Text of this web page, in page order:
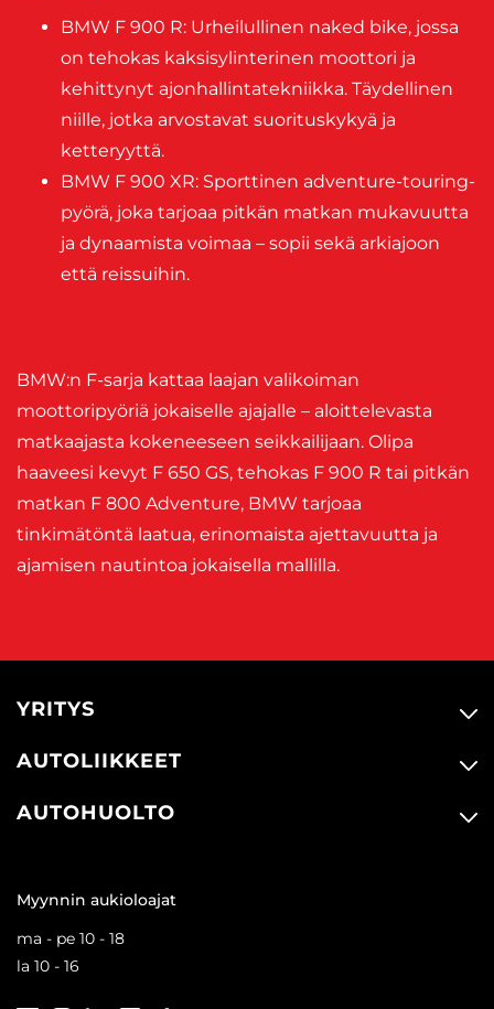
BMW F 900 R: Urheilullinen naked bike, jossa
on tehokas kaksisylinterinen moottori ja
kehittynyt ajonhallintatekniikka. Täydellinen
niille, jotka arvostavat suorituskykyä ja
ketteryyttä.
BMW F 900 XR: Sporttinen adventure-touring-
pyörä, joka tarjoaa pitkän matkan mukavuutta
ja dynaamista voimaa – sopii sekä arkiajoon
että reissuihin.
BMW:n F-sarja kattaa laajan valikoiman
moottoripyöriä jokaiselle ajajalle – aloittelevasta
matkaajasta kokeneeseen seikkailijaan. Olipa
haaveesi kevyt F 650 GS, tehokas F 900 R tai pitkän
matkan F 800 Adventure, BMW tarjoaa
tinkimätöntä laatua, erinomaista ajettavuutta ja
ajamisen nautintoa jokaisella mallilla.
YRITYS
AUTOLIIKKEET
AUTOHUOLTO
Myynnin aukioloajat
ma - pe 10 - 18
la 10 - 16